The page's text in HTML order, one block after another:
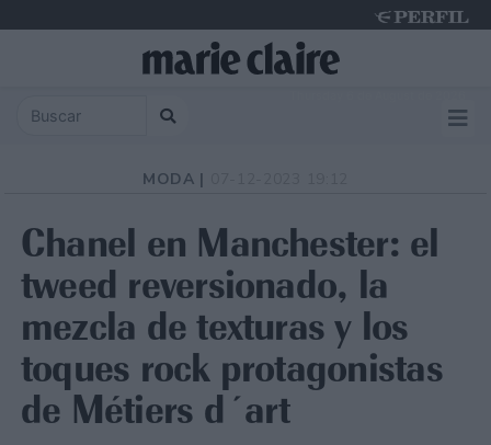
MODA |
Chanel en Manchester: el
tweed reversionado, la
mezcla de texturas y los
toques rock protagonistas
de Métiers d´art